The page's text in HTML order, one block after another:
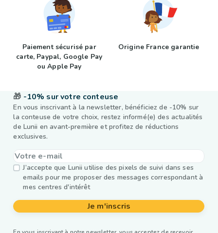
Paiement sécurisé par
carte, Paypal, Google Pay
ou Apple Pay
Origine France garantie
🎁 -10% sur votre conteuse
En vous inscrivant à la newsletter, bénéficiez de -10% sur
la conteuse de votre choix, restez informé(e) des actualités
de Lunii en avant-première et profitez de réductions
exclusives.
J’accepte que Lunii utilise des pixels de suivi dans ses
emails pour me proposer des messages correspondant à
mes centres d'intérêt
Je m'inscris